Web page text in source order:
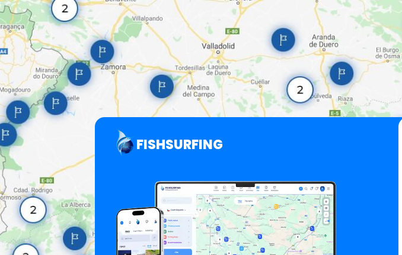
FISHSURFING